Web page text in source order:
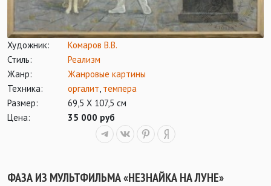
Художник:
Комаров В.В.
Стиль:
Реализм
Жанр:
Жанровые картины
Техника:
оргалит, темпера
Размер:
69,5 Х 107,5 см
Цена:
35 000 руб
ФАЗА ИЗ МУЛЬТФИЛЬМА «НЕЗНАЙКА НА ЛУНЕ»